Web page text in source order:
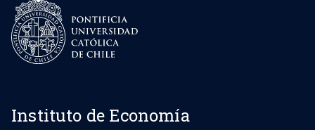
Instituto de Economía